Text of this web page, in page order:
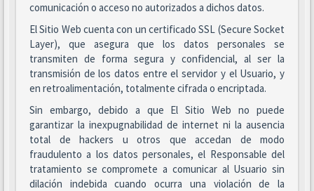
comunicación o acceso no autorizados a dichos datos.
El Sitio Web cuenta con un certificado SSL (Secure Socket
Layer), que asegura que los datos personales se
transmiten de forma segura y confidencial, al ser la
transmisión de los datos entre el servidor y el Usuario, y
en retroalimentación, totalmente cifrada o encriptada.
Sin embargo, debido a que El Sitio Web no puede
garantizar la inexpugnabilidad de internet ni la ausencia
total de hackers u otros que accedan de modo
fraudulento a los datos personales, el Responsable del
tratamiento se compromete a comunicar al Usuario sin
dilación indebida cuando ocurra una violación de la